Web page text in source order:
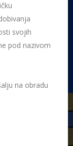
svojih
pod nazivom
na obradu